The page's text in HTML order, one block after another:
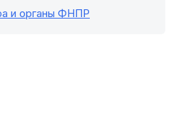
и органы ФНПР